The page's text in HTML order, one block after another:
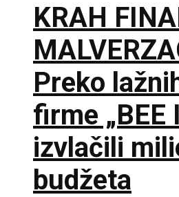
KRAH
Preko
firme „BEE
izvlačili
budžeta